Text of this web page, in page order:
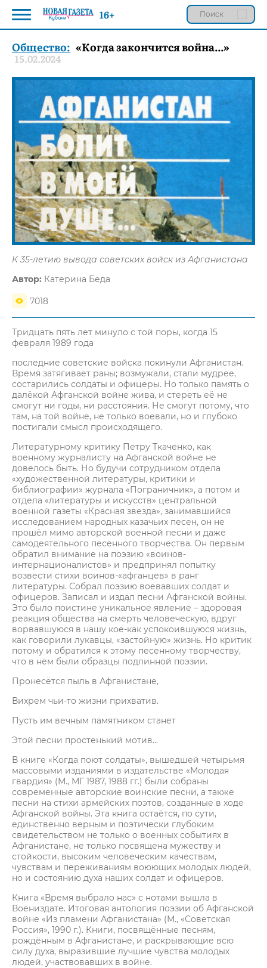
Общество: «Когда закончится война...»
15.02.2024
К 35-летию вывода советских войск из Афганистана
Автор: Катерина Беда
7018
Тридцать пять лет минуло с той поры, когда 15
февраля 1989 года
последние советские войска покинули Афганистан.
Время затягивает раны; возмужали, стали мудрее,
состарились солдаты и офицеры. Но только память о
далёкой Афганской войне жива, и стереть её не
смогут ни годы, ни расстояния. Не смогут потому, что
там, на той войне, не только воевали, но и глубоко
постигали смысл происходящего.
Литературному критику Петру Ткаченко, как
военному журналисту на Афганской войне не
довелось быть. Но будучи сотрудником отдела
«художественной литературы, критики и
библиографии» журнала «Пограничник», а потом и
отдела «литературы и искусств» центральной
военной газеты «Красная звезда», занимавшийся
исследованием народных казачьих песен, он не
прошёл мимо авторской военной песни и даже
самодеятельного песенного творчества. Он первым
обратил внимание на поэзию «воинов-
интернационалистов» и предпринял попытку
возвести стихи воинов-«афганцев» в ранг
литературы. Собрал поэзию воевавших солдат и
офицеров. Записал и издал песни Афганской войны.
Это было поистине уникальное явление – здоровая
реакция общества на смерть человеческую, вдруг
ворвавшуюся в нашу кое-как успокоившуюся жизнь,
как говорили лукавцы, «застойную» жизнь. Но критик
потому и обратился к этому песенному творчеству,
что в нём были образцы подлинной поэзии.
Пронесётся пыль в Афганистане,
Вихрем чьи-то жизни прихватив.
Пусть им вечным памятником станет
Этой песни простенький мотив...
В книге «Когда поют солдаты», вышедшей четырьмя
массовыми изданиями в издательстве «Молодая
гвардия» (М., МГ 1987, 1988 гг.) были собраны
современные авторские воинские песни, а также
песни на стихи армейских поэтов, созданные в ходе
Афганской войны. Эта книга остаётся, по сути,
единственно верным и поэтически глубоким
свидетельством не только о военных событиях в
Афганистане, не только посвящена мужеству и
стойкости, высоким человеческим качествам,
чувствам и переживаниям воюющих молодых людей,
но и состоянию духа наших солдат и офицеров.
Книга «Время выбрало нас» с нотами вышла в
Воениздате. Итоговая антология поэзии об Афганской
войне «Из пламени Афганистана» (М., «Советская
Россия», 1990 г.). Книги, посвящённые песням,
рождённым в Афганистане, и раскрывающие всю
силу духа, выразившие лучшие чувства молодых
людей, участвовавших в войне.
16+